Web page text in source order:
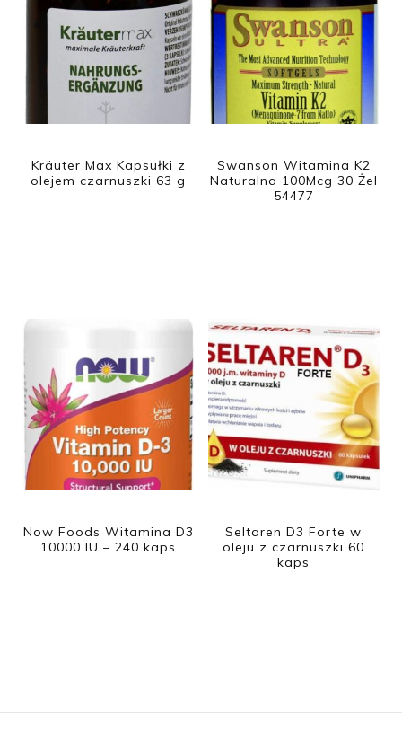
Kräuter Max Kapsułki z
olejem czarnuszki 63 g
Swanson Witamina K2
Naturalna 100Mcg 30 Żel
54477
Now Foods Witamina D3
10000 IU – 240 kaps
Seltaren D3 Forte w
oleju z czarnuszki 60
kaps